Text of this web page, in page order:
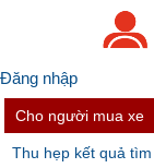
Đăng nhập
Cho người mua xe
Thu hẹp kết quả tìm